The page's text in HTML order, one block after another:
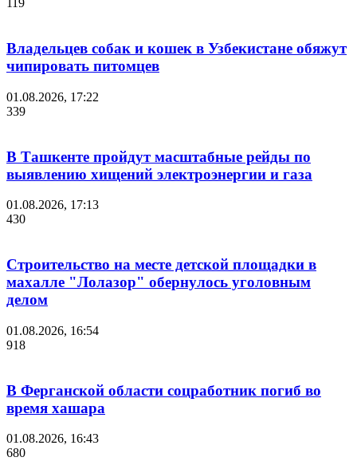
119
Владельцев собак и кошек в Узбекистане обяжут
чипировать питомцев
01.08.2026, 17:22
339
В Ташкенте пройдут масштабные рейды по
выявлению хищений электроэнергии и газа
01.08.2026, 17:13
430
Строительство на месте детской площадки в
махалле "Лолазор" обернулось уголовным
делом
01.08.2026, 16:54
918
В Ферганской области соцработник погиб во
время хашара
01.08.2026, 16:43
680